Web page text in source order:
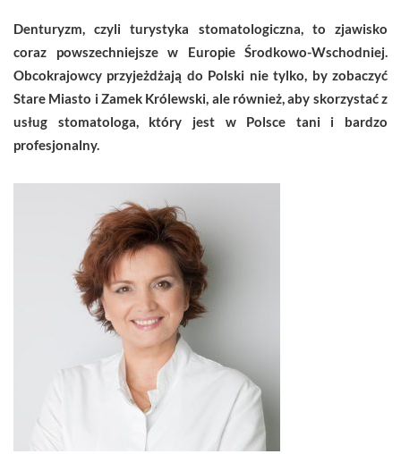
Denturyzm, czyli turystyka stomatologiczna, to zjawisko
coraz powszechniejsze w Europie Środkowo-Wschodniej.
Obcokrajowcy przyjeżdżają do Polski nie tylko, by zobaczyć
Stare Miasto i Zamek Królewski, ale również, aby skorzystać z
usług stomatologa, który jest w Polsce tani i bardzo
profesjonalny.